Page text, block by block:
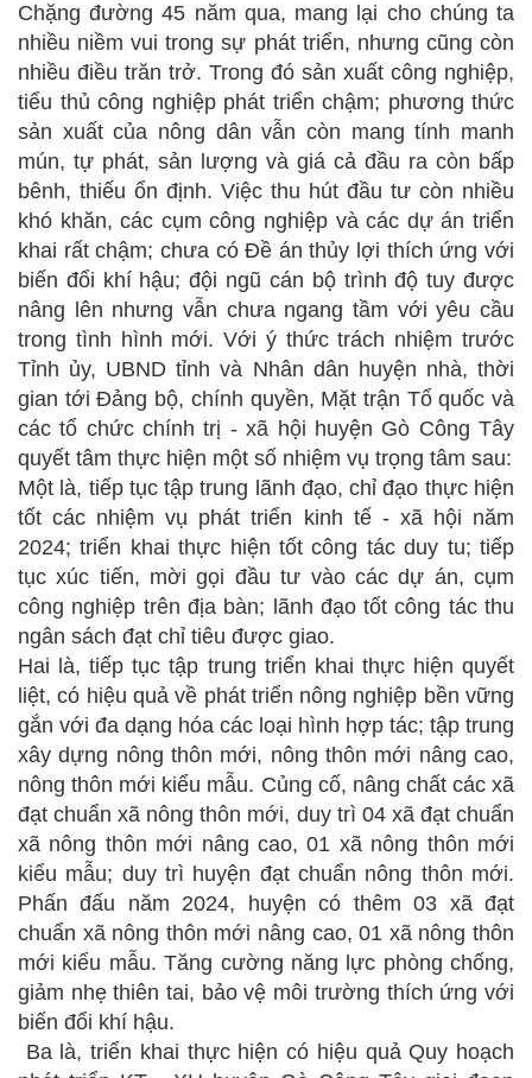
Chặng đường 45 năm qua, mang lại cho chúng ta
nhiều niềm vui trong sự phát triển, nhưng cũng còn
nhiều điều trăn trở. Trong đó sản xuất công nghiệp,
tiểu thủ công nghiệp phát triển chậm; phương thức
sản xuất của nông dân vẫn còn mang tính manh
mún, tự phát, sản lượng và giá cả đầu ra còn bấp
bênh, thiếu ổn định. Việc thu hút đầu tư còn nhiều
khó khăn, các cụm công nghiệp và các dự án triển
khai rất chậm; chưa có Đề án thủy lợi thích ứng với
biến đổi khí hậu; đội ngũ cán bộ trình độ tuy được
nâng lên nhưng vẫn chưa ngang tầm với yêu cầu
trong tình hình mới. Với ý thức trách nhiệm trước
Tỉnh ủy, UBND tỉnh và Nhân dân huyện nhà, thời
gian tới Đảng bộ, chính quyền, Mặt trận Tổ quốc và
các tổ chức chính trị - xã hội huyện Gò Công Tây
quyết tâm thực hiện một số nhiệm vụ trọng tâm sau:
Một là, tiếp tục tập trung lãnh đạo, chỉ đạo thực hiện
tốt các nhiệm vụ phát triển kinh tế - xã hội năm
2024; triển khai thực hiện tốt công tác duy tu; tiếp
tục xúc tiến, mời gọi đầu tư vào các dự án, cụm
công nghiệp trên địa bàn; lãnh đạo tốt công tác thu
ngân sách đạt chỉ tiêu được giao.
Hai là, tiếp tục tập trung triển khai thực hiện quyết
liệt, có hiệu quả về phát triển nông nghiệp bền vững
gắn với đa dạng hóa các loại hình hợp tác; tập trung
xây dựng nông thôn mới, nông thôn mới nâng cao,
nông thôn mới kiểu mẫu. Củng cố, nâng chất các xã
đạt chuẩn xã nông thôn mới, duy trì 04 xã đạt chuẩn
xã nông thôn mới nâng cao, 01 xã nông thôn mới
kiểu mẫu; duy trì huyện đạt chuẩn nông thôn mới.
Phấn đấu năm 2024, huyện có thêm 03 xã đạt
chuẩn xã nông thôn mới nâng cao, 01 xã nông thôn
mới kiểu mẫu. Tăng cường năng lực phòng chống,
giảm nhẹ thiên tai, bảo vệ môi trường thích ứng với
biến đổi khí hậu.
Ba là, triển khai thực hiện có hiệu quả Quy hoạch